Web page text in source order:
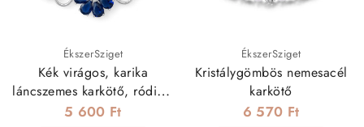
ÉkszerSziget
Kék virágos, karika
láncszemes karkötő, ródium
bevonattal
5 600 Ft
ÉkszerSziget
Kristálygömbös nemesacél
karkötő
6 570 Ft